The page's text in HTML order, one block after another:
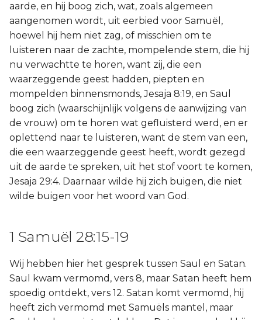
aarde, en hij boog zich, wat, zoals algemeen
aangenomen wordt, uit eerbied voor Samuël,
hoewel hij hem niet zag, of misschien om te
luisteren naar de zachte, mompelende stem, die hij
nu verwachtte te horen, want zij, die een
waarzeggende geest hadden, piepten en
mompelden binnensmonds, Jesaja 8:19, en Saul
boog zich (waarschijnlijk volgens de aanwijzing van
de vrouw) om te horen wat gefluisterd werd, en er
oplettend naar te luisteren, want de stem van een,
die een waarzeggende geest heeft, wordt gezegd
uit de aarde te spreken, uit het stof voort te komen,
Jesaja 29:4. Daarnaar wilde hij zich buigen, die niet
wilde buigen voor het woord van God.
1 Samuël 28:15-19
Wij hebben hier het gesprek tussen Saul en Satan.
Saul kwam vermomd, vers 8, maar Satan heeft hem
spoedig ontdekt, vers 12. Satan komt vermomd, hij
heeft zich vermomd met Samuëls mantel, maar